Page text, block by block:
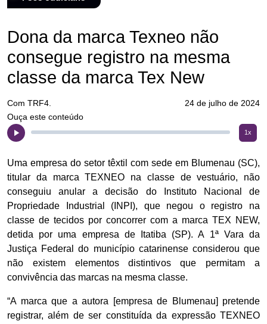
Dona da marca Texneo não
consegue registro na mesma
classe da marca Tex New
Com TRF4.
24 de julho de 2024
Ouça este conteúdo
1x
Uma empresa do setor têxtil com sede em Blumenau (SC),
titular da marca TEXNEO na classe de vestuário, não
conseguiu anular a decisão do Instituto Nacional de
Propriedade Industrial (INPI), que negou o registro na
classe de tecidos por concorrer com a marca TEX NEW,
detida por uma empresa de Itatiba (SP). A 1ª Vara da
Justiça Federal do município catarinense considerou que
não existem elementos distintivos que permitam a
convivência das marcas na mesma classe.
“A marca que a autora [empresa de Blumenau] pretende
registrar, além de ser constituída da expressão TEXNEO